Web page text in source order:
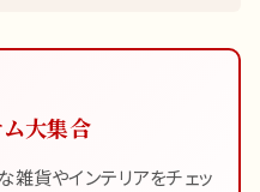
大集合
雑貨やインテリアをチェッ